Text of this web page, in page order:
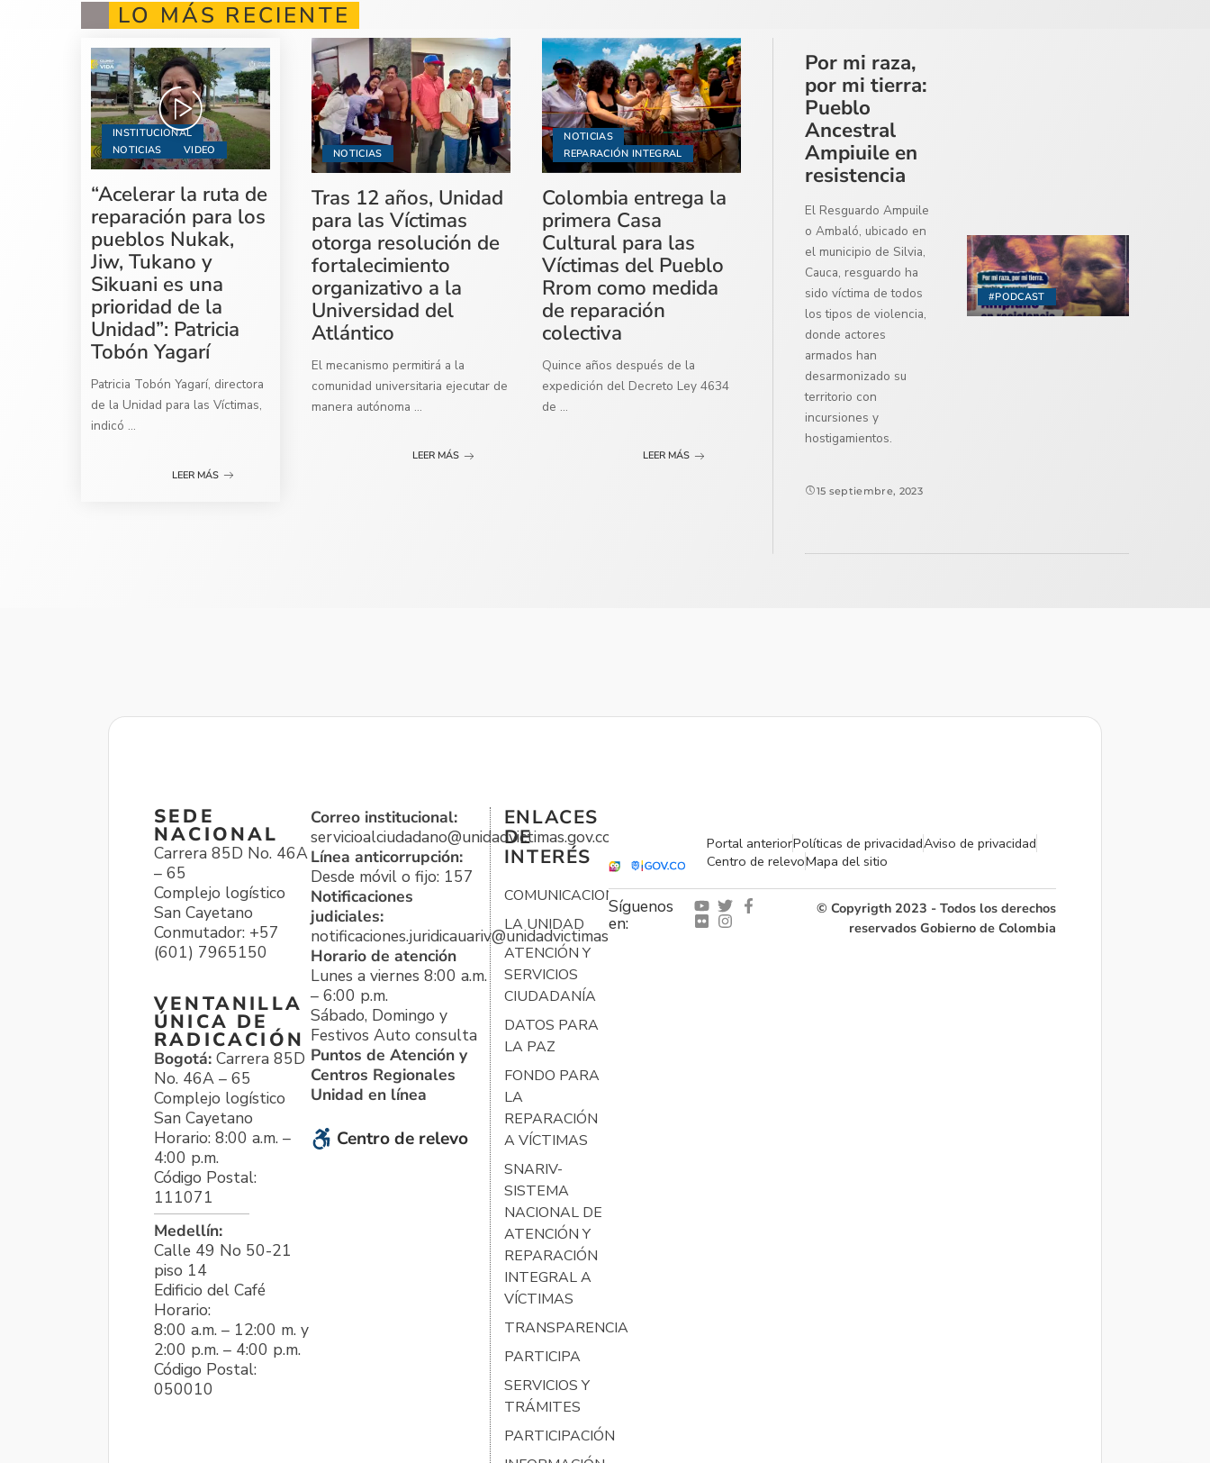
LO MÁS RECIENTE
INSTITUCIONAL
NOTICIAS
VIDEO
“Acelerar la ruta de
reparación para los
pueblos Nukak,
Jiw, Tukano y
Sikuani es una
prioridad de la
Unidad”: Patricia
Tobón Yagarí
Patricia Tobón Yagarí, directora
de la Unidad para las Víctimas,
indicó ...
LEER MÁS
NOTICIAS
Tras 12 años, Unidad
para las Víctimas
otorga resolución de
fortalecimiento
organizativo a la
Universidad del
Atlántico
El mecanismo permitirá a la
comunidad universitaria ejecutar de
manera autónoma ...
LEER MÁS
NOTICIAS
REPARACIÓN INTEGRAL
Colombia entrega la
primera Casa
Cultural para las
Víctimas del Pueblo
Rrom como medida
de reparación
colectiva
Quince años después de la
expedición del Decreto Ley 4634
de ...
LEER MÁS
#PODCAST
Por mi raza,
por mi tierra:
Pueblo
Ancestral
Ampiuile en
resistencia
El Resguardo Ampuile
o Ambaló, ubicado en
el municipio de Silvia,
Cauca, resguardo ha
sido víctima de todos
los tipos de violencia,
donde actores
armados han
desarmonizado su
territorio con
incursiones y
hostigamientos.
15 septiembre, 2023
SEDE
NACIONAL
Carrera 85D No. 46A
– 65
Complejo logístico
San Cayetano
Conmutador: +57
(601) 7965150
VENTANILLA
ÚNICA DE
RADICACIÓN
Bogotá: Carrera 85D
No. 46A – 65
Complejo logístico
San Cayetano
Horario: 8:00 a.m. –
4:00 p.m.
Código Postal:
111071
Medellín:
Calle 49 No 50-21
piso 14
Edificio del Café
Horario:
8:00 a.m. – 12:00 m. y
2:00 p.m. – 4:00 p.m.
Código Postal:
050010
Correo institucional:
servicioalciudadano@unidadvictimas.gov.co
Línea anticorrupción:
Desde móvil o fijo: 157
Notificaciones
judiciales:
notificaciones.juridicauariv@unidadvictimas.gov.co
Horario de atención
Lunes a viernes 8:00 a.m.
– 6:00 p.m.
Sábado, Domingo y
Festivos Auto consulta
Puntos de Atención y
Centros Regionales
Unidad en línea
Centro de relevo
ENLACES
DE
INTERÉS
COMUNICACIONES
LA UNIDAD
ATENCIÓN Y
SERVICIOS
CIUDADANÍA
DATOS PARA
LA PAZ
FONDO PARA
LA
REPARACIÓN
A VÍCTIMAS
SNARIV-
SISTEMA
NACIONAL DE
ATENCIÓN Y
REPARACIÓN
INTEGRAL A
VÍCTIMAS
TRANSPARENCIA
PARTICIPA
SERVICIOS Y
TRÁMITES
PARTICIPACIÓN
Portal anteriorPolíticas de privacidadAviso de privacidad
Centro de relevoMapa del sitio
Síguenos
en:
© Copyrigth 2023 - Todos los derechos
reservados Gobierno de Colombia